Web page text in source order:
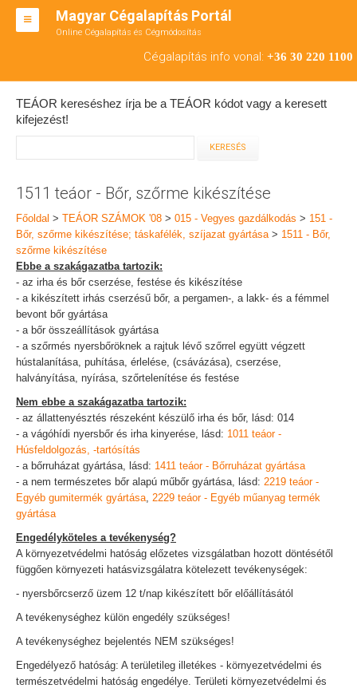
Magyar Cégalapítás Portál
Online Cégalapítás és Cégmódosítás
Cégalapítás info vonal: +36 30 220 1100
BT ALAPÍTÁS
RT ALAPÍTÁS
TEÁOR SZÁMOK '08
ENGEDÉLYKÖTELES
KAPCSOLAT
IRODÁK
TEÁOR kereséshez írja be a TEÁOR kódot vagy a keresett
kifejezést!
1511 teáor - Bőr, szőrme kikészítése
Főoldal > TEÁOR SZÁMOK '08 > 015 - Vegyes gazdálkodás > 151 -
Bőr, szőrme kikészítése; táskafélék, szíjazat gyártása> 1511 - Bőr,
szőrme kikészítése
Ebbe a szakágazatba tartozik:
- az irha és bőr cserzése, festése és kikészítése
- a kikészített irhás cserzésű bőr, a pergamen-, a lakk- és a fémmel
bevont bőr gyártása
- a bőr összeállítások gyártása
- a szőrmés nyersbőröknek a rajtuk lévő szőrrel együtt végzett
hústalanítása, puhítása, érlelése, (csávázása), cserzése,
halványítása, nyírása, szőrtelenítése és festése
Nem ebbe a szakágazatba tartozik:
- az állattenyésztés részeként készülő irha és bőr, lásd: 014
- a vágóhídi nyersbőr és irha kinyerése, lásd: 1011 teáor -
Húsfeldolgozás, -tartósítás
- a bőrruházat gyártása, lásd: 1411 teáor - Bőrruházat gyártása
- a nem természetes bőr alapú műbőr gyártása, lásd: 2219 teáor -
Egyéb gumitermék gyártása, 2229 teáor - Egyéb műanyag termék
gyártása
Engedélyköteles a tevékenység?
A környezetvédelmi hatóság előzetes vizsgálatban hozott döntésétől
függően környezeti hatásvizsgálatra kötelezett tevékenységek:
- nyersbőrcserző üzem 12 t/nap kikészített bőr előállításától
A tevékenységhez külön engedély szükséges!
A tevékenységhez bejelentés NEM szükséges!
Engedélyező hatóság: A területileg illetékes - környezetvédelmi és
természetvédelmi hatóság engedélye. Területi környezetvédelmi és